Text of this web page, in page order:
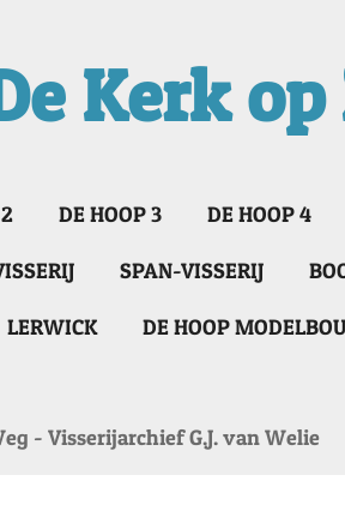
Kerk op
DE HOOP 3 DE HOOP 4
SPAN-VISSERIJ
LERWICK DE HOOP
- Visserijarchief G.J. van Welie